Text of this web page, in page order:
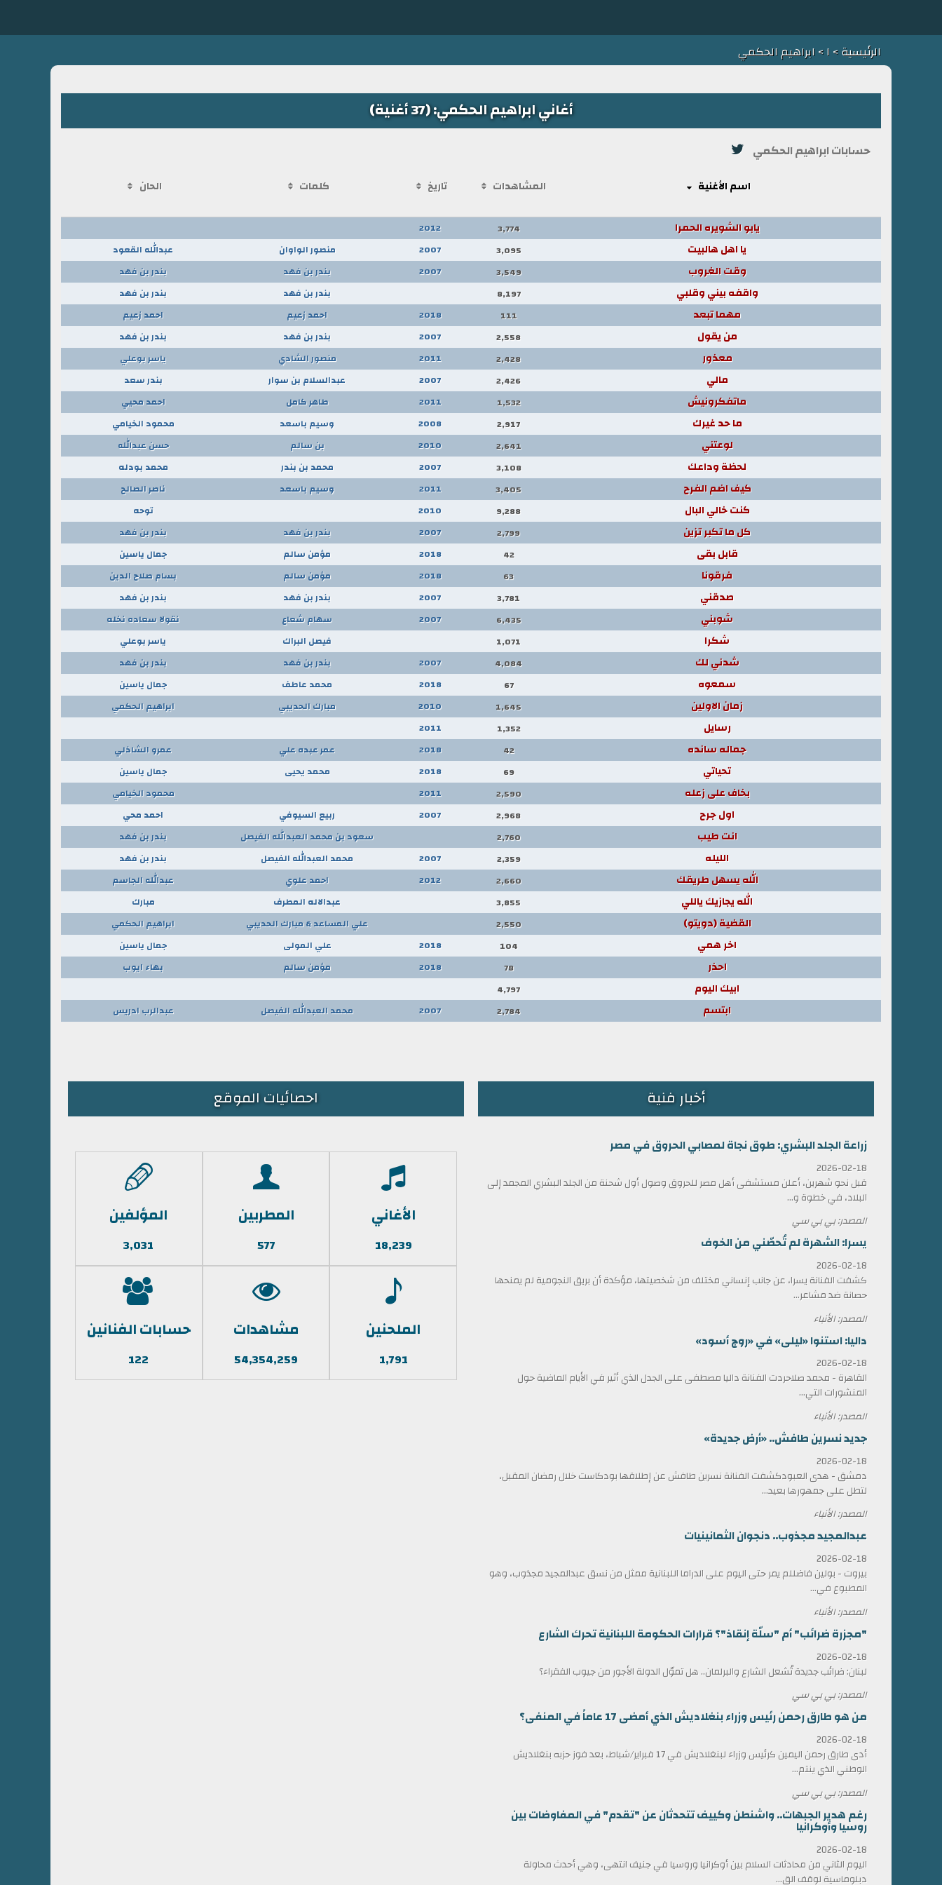
الرئيسية> ا> ابراهيم الحكمي
أغاني ابراهيم الحكمي: (37 أغنية)
حسابات ابراهيم الحكمي
اسم الأغنية المشاهدات تاريخ كلمات الحان
يابو الشويره الحمرا 3,774
2012
يا اهل هالبيت 3,095
2007 منصور الواوان عبدالله القعود
وقت الغروب 3,549
2007 بندر بن فهد بندر بن فهد
واقفه بيني وقلبي 8,197 بندر بن فهد بندر بن فهد
مهما تبعد 111
2018 احمد زعيم احمد زعيم
من يقول 2,558
2007 بندر بن فهد بندر بن فهد
معذور 2,428
2011 منصور الشادي ياسر بوعلي
مالي 2,426
2007 عبدالسلام بن سوار بندر سعد
ماتفكرونيش 1,532
2011 طاهر كامل احمد محيي
ما حد غيرك 2,917
2008 وسيم باسعد محمود الخيامي
لوعتني 2,641
2010 بن سالم حسن عبدالله
لحظة وداعك 3,108
2007 محمد بن بندر محمد بودله
كيف اضم الفرح 3,405
2011 وسيم باسعد ناصر الصالح
كنت خالي البال 9,288
2010 توحه
كل ما تكبر تزين 2,799
2007 بندر بن فهد بندر بن فهد
قابل بقى 42
2018 مؤمن سالم جمال ياسين
فرقونا 63
2018 مؤمن سالم بسام صلاح الدين
صدقني 3,781
2007 بندر بن فهد بندر بن فهد
شوبني 6,435
2007 سهام شعاع نقولا سعاده نخله
شكرا 1,071 فيصل البراك ياسر بوعلي
شدني لك 4,084
2007 بندر بن فهد بندر بن فهد
سمعوه 67
2018 محمد عاطف جمال ياسين
زمان الاولين 1,645
2010 مبارك الحديبي ابراهيم الحكمي
رسايل 1,352
2011
جماله سانده 42
2018 عمر عبده علي عمرو الشاذلي
تحياتي 69
2018 محمد يحيى جمال ياسين
بخاف على زعله 2,590
2011 محمود الخيامي
اول جرح 2,968
2007 ربيع السيوفي احمد محي
انت طيب 2,760 سعود بن محمد العبدالله الفيصل بندر بن فهد
الليله 2,359
2007 محمد العبدالله الفيصل بندر بن فهد
الله يسهل طريقك 2,660
2012 احمد علوي عبدالله الجاسم
الله يجازيك ياللي 3,855 عبدالاله المطرف مبارك
القضية (دويتو) 2,550 علي المساعد & مبارك الحديبي ابراهيم الحكمي
اخر همي 104
2018 علي المولى جمال ياسين
احذر 78
2018 مؤمن سالم بهاء ايوب
ابيك اليوم 4,797
ابتسم 2,784
2007 محمد العبدالله الفيصل عبدالرب ادريس
أخبار فنية
زراعة الجلد البشري: طوق نجاة لمصابي الحروق في مصر
2026-02-18
قبل نحو شهرين، أعلن مستشفى أهل مصر للحروق وصول أول شحنة من الجلد البشري المجمد إلى
البلاد، في خطوة و...
المصدر: بي بي سي
يسرا: الشهرة لم تُحصّني من الخوف
2026-02-18
كشفت الفنانة يسرا، عن جانب إنساني مختلف من شخصيتها، مؤكدة أن بريق النجومية لم يمنحها
حصانة ضد مشاعر...
المصدر: الأنباء
داليا: استنوا «ليلى» في «روج أسود»
2026-02-18
القاهرة - محمد صلاحردت الفنانة داليا مصطفى على الجدل الذي أثير في الأيام الماضية حول
المنشورات التي...
المصدر: الأنباء
جديد نسرين طافش.. «أرض جديدة»
2026-02-18
دمشق - هدى العبودكشفت الفنانة نسرين طافش عن إطلاقها بودكاست خلال رمضان المقبل،
لتطل على جمهورها بعيد...
المصدر: الأنباء
عبدالمجيد مجذوب.. دنجوان الثمانينيات
2026-02-18
بيروت - بولين فاضللم يمر حتى اليوم على الدراما اللبنانية ممثل من نسق عبدالمجيد مجذوب، وهو
المطبوع في...
المصدر: الأنباء
"مجزرة ضرائب" أم "سلّة إنقاذ"؟ قرارات الحكومة اللبنانية تحرك الشارع
2026-02-18
لبنان: ضرائب جديدة تُشعل الشارع والبرلمان.. هل تموّل الدولة الأجور من جيوب الفقراء؟
المصدر: بي بي سي
من هو طارق رحمن رئيس وزراء بنغلاديش الذي أمضى 17 عاماً في المنفى؟
2026-02-18
أدى طارق رحمن اليمين كرئيس وزراء لبنغلاديش في 17 فبراير/شباط، بعد فوز حزبه بنغلاديش
الوطني الذي ينتم...
المصدر: بي بي سي
رغم هدير الجبهات.. واشنطن وكييف تتحدثان عن "تقدم" في المفاوضات بين
روسيا وأوكرانيا
2026-02-18
اليوم الثاني من محادثات السلام بين أوكرانيا وروسيا في جنيف انتهى، وهي أحدث محاولة
دبلوماسية لوقف الق...
احصائيات الموقع
الأغاني
18,239
المطربين
577
المؤلفين
3,031
الملحنين
1,791
مشاهدات
54,354,259
حسابات الفنانين
122